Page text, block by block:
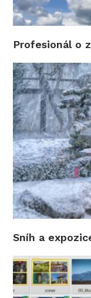
Profesionál o
Sníh a